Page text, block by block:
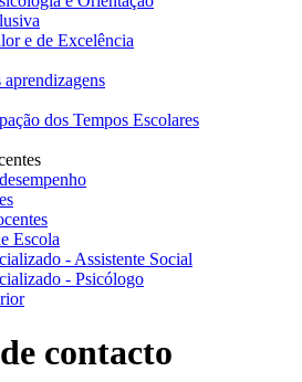
e de Excelência
dos Tempos Escolares
Escola
- Assistente Social
- Psicólogo
contacto